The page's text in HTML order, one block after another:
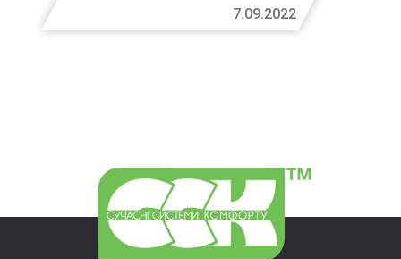
оборудования
7.09.2022